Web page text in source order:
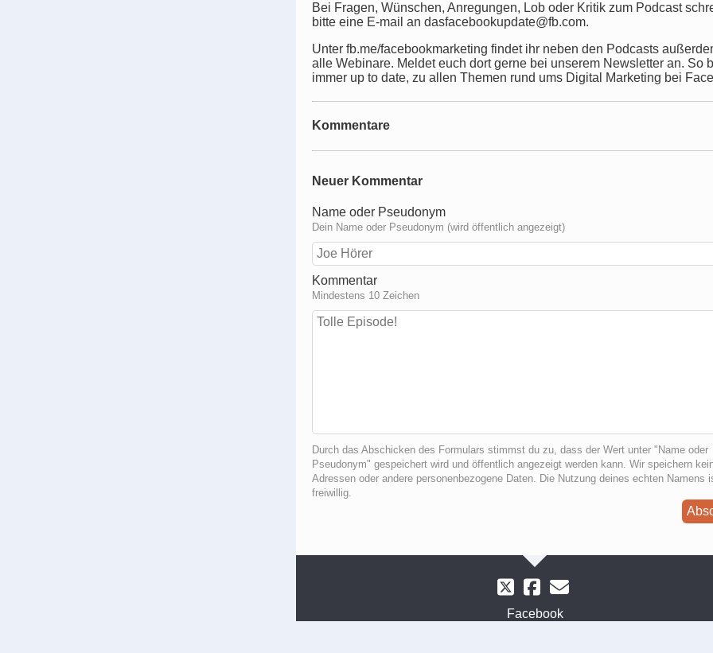
Bei Fragen, Wünschen, Anregungen, Lob oder Kritik zum Podcast
bitte eine E-mail an dasfacebookupdate@fb.com.
Unter fb.me/facebookmarketing findet ihr neben den Podcasts
alle Webinare. Meldet euch dort gerne bei unserem Newsletter an. So
immer up to date, zu allen Themen rund ums Digital Marketing bei
Kommentare
Neuer Kommentar
Name oder Pseudonym
Dein Name oder Pseudonym (wird öffentlich angezeigt)
Kommentar
Mindestens 10 Zeichen
Durch das Abschicken des Formulars stimmst du zu, dass der Wert unter "Name oder
Pseudonym" gespeichert wird und öffentlich angezeigt werden kann. Wir speichern
Adressen oder andere personenbezogene Daten. Die Nutzung deines echten Namens
freiwillig.
Facebook